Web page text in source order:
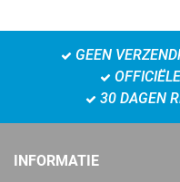
GEEN
30 DAGEN
INFORMATIE